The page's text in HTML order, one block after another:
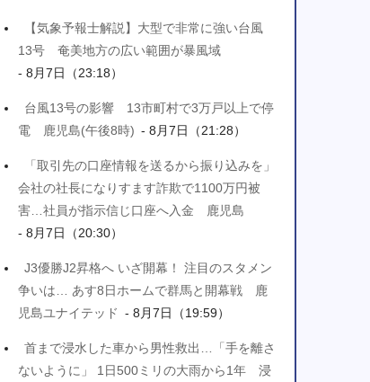
【気象予報士解説】大型で非常に強い台風
13号 奄美地方の広い範囲が暴風域
- 8月7日（23:18）
台風13号の影響 13市町村で3万戸以上で停
電 鹿児島(午後8時) - 8月7日（21:28）
「取引先の口座情報を送るから振り込みを」
会社の社長になりすます詐欺で1100万円被
害…社員が指示信じ口座へ入金 鹿児島
- 8月7日（20:30）
J3優勝J2昇格へ いざ開幕！ 注目のスタメン
争いは… あす8日ホームで群馬と開幕戦 鹿
児島ユナイテッド - 8月7日（19:59）
首まで浸水した車から男性救出…「手を離さ
ないように」 1日500ミリの大雨から1年 浸